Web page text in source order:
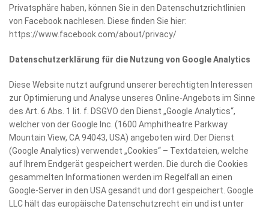
Privatsphäre haben, können Sie in den Datenschutzrichtlinien
von Facebook nachlesen. Diese finden Sie hier:
https://www.facebook.com/about/privacy/
Datenschutzerklärung für die Nutzung von Google Analytics
Diese Website nutzt aufgrund unserer berechtigten Interessen
zur Optimierung und Analyse unseres Online-Angebots im Sinne
des Art. 6 Abs. 1 lit. f. DSGVO den Dienst „Google Analytics“,
welcher von der Google Inc. (1600 Amphitheatre Parkway
Mountain View, CA 94043, USA) angeboten wird. Der Dienst
(Google Analytics) verwendet „Cookies“ – Textdateien, welche
auf Ihrem Endgerät gespeichert werden. Die durch die Cookies
gesammelten Informationen werden im Regelfall an einen
Google-Server in den USA gesandt und dort gespeichert. Google
LLC hält das europäische Datenschutzrecht ein und ist unter